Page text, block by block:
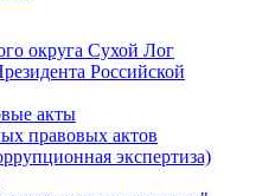
округа Сухой Лог
Российской
акты
правовых актов
экспертиза)